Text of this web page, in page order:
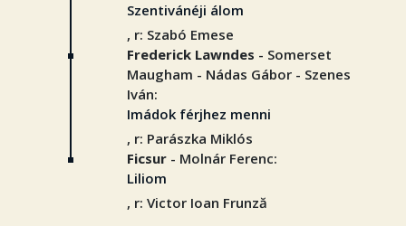
Szentivánéji álom
, r: Szabó Emese
Frederick Lawndes - Somerset
Maugham - Nádas Gábor - Szenes
Iván:
Imádok férjhez menni
, r: Parászka Miklós
Ficsur - Molnár Ferenc:
Liliom
, r: Victor Ioan Frunză